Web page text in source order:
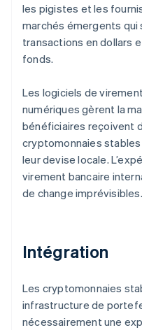
les pigistes et les
marchés émergents
transactions en dollars
fonds.
Les logiciels de
numériques gèrent la
bénéficiaires reçoivent
cryptomonnaies stables
leur devise locale.
virement bancaire
de change imprévisibles.
Intégration
Les cryptomonnaies
infrastructure de
nécessairement une